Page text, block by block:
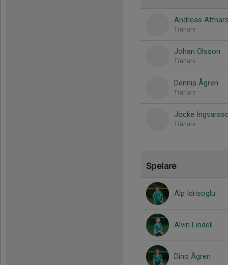
Andreas
Tränare
Johan Olsson
Tränare
Dennis Ågren
Tränare
Jocke
Tränare
Spelare
Alp Idrisoglu
Alvin Lindell
Dino Ågren